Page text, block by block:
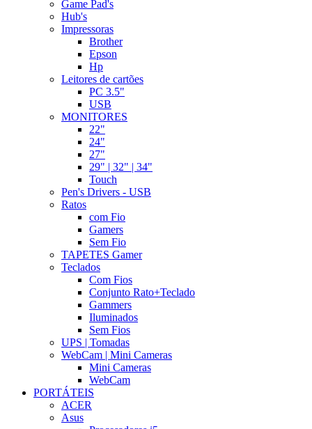
Game Pad's
Hub's
Impressoras
Brother
Epson
Hp
Leitores de cartões
PC 3.5"
USB
MONITORES
22"
24"
27"
29" | 32" | 34"
Touch
Pen's Drivers - USB
Ratos
com Fio
Gamers
Sem Fio
TAPETES Gamer
Teclados
Com Fios
Conjunto Rato+Teclado
Gammers
Iluminados
Sem Fios
UPS | Tomadas
WebCam | Mini Cameras
Mini Cameras
WebCam
PORTÁTEIS
ACER
Asus